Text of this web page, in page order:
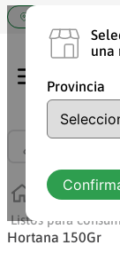
una
Provincia
¿Qué estás
Frescos
Listos para
Hortana 150Gr
TÉRMINOS MÁS
1
2.
chocolate